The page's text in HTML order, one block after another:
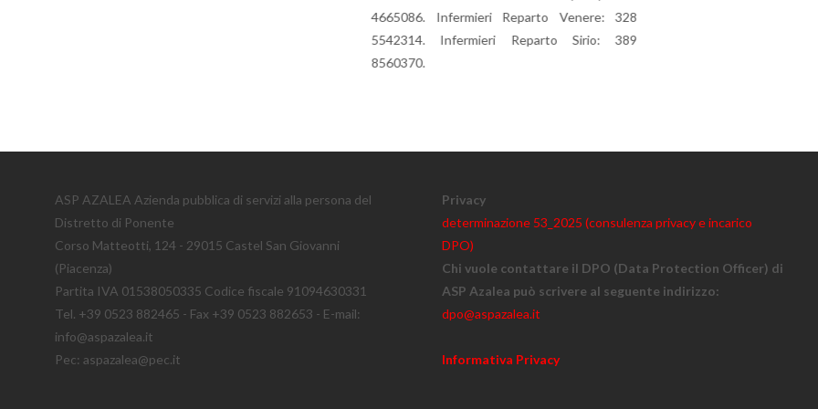
4665086. Infermieri Reparto Venere: 328
5542314. Infermieri Reparto Sirio: 389
8560370.
ASP AZALEA Azienda pubblica di servizi alla persona del
Distretto di Ponente
Corso Matteotti, 124 - 29015 Castel San Giovanni
(Piacenza)
Partita IVA 01538050335 Codice fiscale 91094630331
Tel. +39 0523 882465 - Fax +39 0523 882653 - E-mail:
info@aspazalea.it
Pec: aspazalea@pec.it
Privacy
determinazione 53_2025 (consulenza privacy e incarico
DPO)
Chi vuole contattare il DPO (Data Protection Officer) di
ASP Azalea può scrivere al seguente indirizzo:
dpo@aspazalea.it
Informativa Privacy